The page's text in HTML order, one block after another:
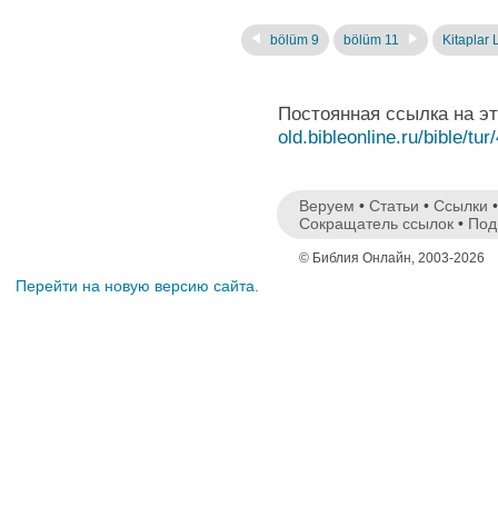
bölüm 9 bölüm 11 Kitaplar
Постоянная ссылка на
old.bibleonline.ru/bible/
Веруем • Статьи • Ссылки
Сокращатель ссылок •
© Библия Онлайн, 2003-2026
Перейти на новую версию сайта.